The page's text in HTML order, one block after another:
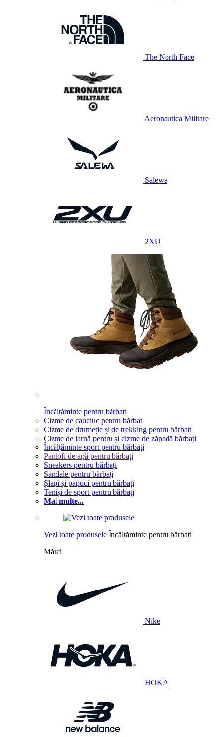
The North Face
Aeronautica Militare
Salewa
2XU
Încălțăminte pentru bărbați
Cizme de cauciuc pentru bărbat
Cizme de drumeție și de trekking pentru bărbați
Cizme de iarnă pentru și cizme de zăpadă bărbați
Încălțăminte sport pentru bărbați
Pantofi de apă pentru bărbați
Sneakers pentru bărbați
Sandale pentru bărbați
Șlapi și papuci pentru bărbați
Teniși de sport pentru bărbați
Mai multe...
Vezi toate produsele Încălțăminte pentru bărbați
Mărci
Nike
HOKA